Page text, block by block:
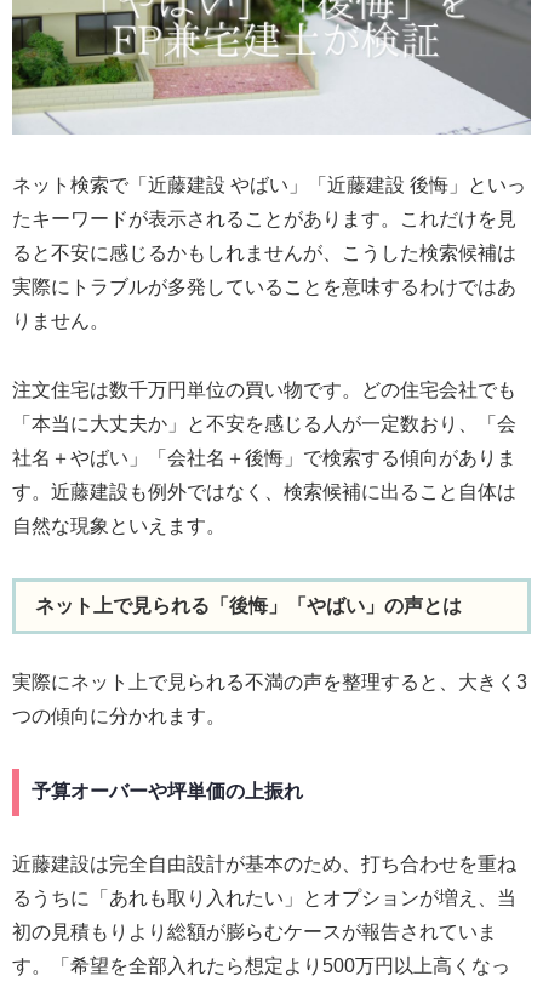
ネット検索で「近藤建設 やばい」「近藤建設 後悔」といっ
たキーワードが表示されることがあります。これだけを見
ると不安に感じるかもしれませんが、こうした検索候補は
実際にトラブルが多発していることを意味するわけではあ
りません。
注文住宅は数千万円単位の買い物です。どの住宅会社でも
「本当に大丈夫か」と不安を感じる人が一定数おり、「会
社名＋やばい」「会社名＋後悔」で検索する傾向がありま
す。近藤建設も例外ではなく、検索候補に出ること自体は
自然な現象といえます。
ネット上で見られる「後悔」「やばい」の声とは
実際にネット上で見られる不満の声を整理すると、大きく3
つの傾向に分かれます。
予算オーバーや坪単価の上振れ
近藤建設は完全自由設計が基本のため、打ち合わせを重ね
るうちに「あれも取り入れたい」とオプションが増え、当
初の見積もりより総額が膨らむケースが報告されていま
す。「希望を全部入れたら想定より500万円以上高くなっ